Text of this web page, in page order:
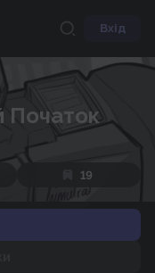
Вхід
Початок
19